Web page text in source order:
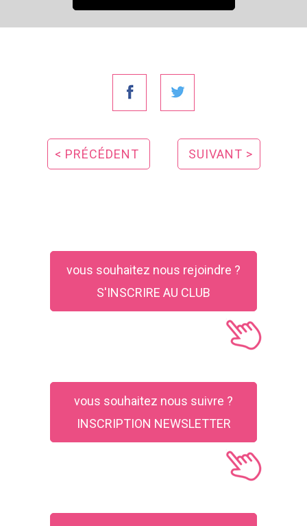
< PRÉCÉDENT SUIVANT >
vous souhaitez nous rejoindre ?
S'INSCRIRE AU CLUB
vous souhaitez nous suivre ?
INSCRIPTION NEWSLETTER